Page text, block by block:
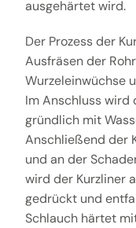
ausgehärtet wird.
Der Prozess der
Ausfräsen der
Wurzeleinwüchse
Im Anschluss
gründlich mit
Anschließend der
und an der
wird der Kurzliner
gedrückt und
Schlauch härtet